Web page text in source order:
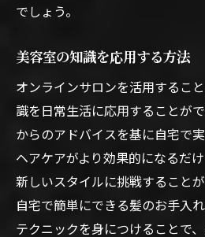
でしょう。
美容室の知識を応用する方法
オンラインサロンを活用するこ
識を日常生活に応用することが
からのアドバイスを基に自宅で
ヘアケアがより効果的になるだ
新しいスタイルに挑戦することが
自宅で簡単にできる髪のお手入
テクニックを身につけることで